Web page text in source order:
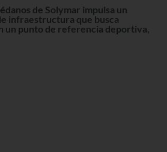
de Solymar impulsa un
infraestructura que busca
un punto de referencia deportiva,